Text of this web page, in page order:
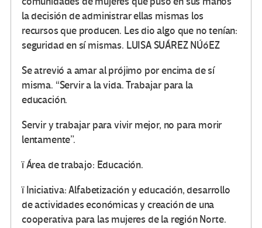
la decisión de administrar ellas mismas los
recursos que producen. Les dio algo que no tenían:
seguridad en sí mismas. LUISA SUÁREZ NÚóEZ
Se atrevió a amar al prójimo por encima de sí
misma. “Servir a la vida. Trabajar para la
educación.
Servir y trabajar para vivir mejor, no para morir
lentamente”.
ï Área de trabajo: Educación.
ï Iniciativa: Alfabetización y educación, desarrollo
de actividades económicas y creación de una
cooperativa para las mujeres de la región Norte.